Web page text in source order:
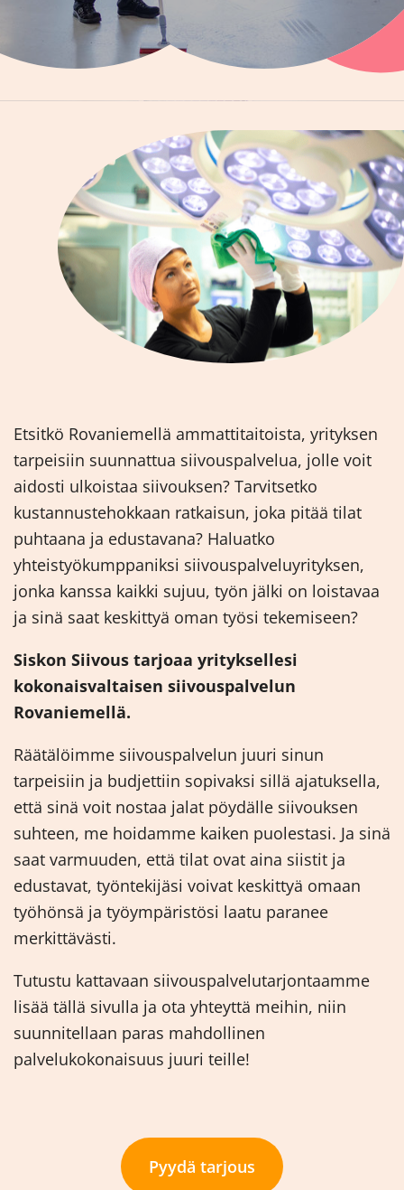
Etsitkö Rovaniemellä ammattitaitoista, yrityksen
tarpeisiin suunnattua siivouspalvelua, jolle voit
aidosti ulkoistaa siivouksen? Tarvitsetko
kustannustehokkaan ratkaisun, joka pitää tilat
puhtaana ja edustavana? Haluatko
yhteistyökumppaniksi siivouspalveluyrityksen,
jonka kanssa kaikki sujuu, työn jälki on loistavaa
ja sinä saat keskittyä oman työsi tekemiseen?
Siskon Siivous tarjoaa yrityksellesi
kokonaisvaltaisen siivouspalvelun
Rovaniemellä.
Räätälöimme siivouspalvelun juuri sinun
tarpeisiin ja budjettiin sopivaksi sillä ajatuksella,
että sinä voit nostaa jalat pöydälle siivouksen
suhteen, me hoidamme kaiken puolestasi. Ja sinä
saat varmuuden, että tilat ovat aina siistit ja
edustavat, työntekijäsi voivat keskittyä omaan
työhönsä ja työympäristösi laatu paranee
merkittävästi.
Tutustu kattavaan siivouspalvelutarjontaamme
lisää tällä sivulla ja ota yhteyttä meihin, niin
suunnitellaan paras mahdollinen
palvelukokonaisuus juuri teille!
Pyydä tarjous